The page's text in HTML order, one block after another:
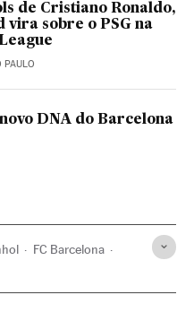
de Cristiano Ronaldo,
vira sobre o PSG na
PAULO
DNA do Barcelona
FC Barcelona